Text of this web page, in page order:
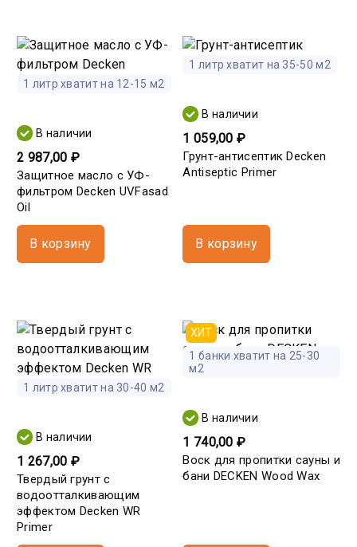
1 литр хватит на 12-15 м2
В наличии
2 987,00 ₽
Защитное масло с УФ-
фильтром Decken UVFasad
Oil
В корзину
1 литр хватит на 35-50 м2
В наличии
1 059,00 ₽
Грунт-антисептик Decken
Antiseptic Primer
В корзину
1 литр хватит на 30-40 м2
В наличии
1 267,00 ₽
Твердый грунт с
водоотталкивающим
эффектом Decken WR
Primer
ХИТ
1 банки хватит на 25-30
м2
В наличии
1 740,00 ₽
Воск для пропитки сауны и
бани DECKEN Wood Wax